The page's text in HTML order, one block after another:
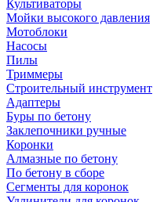
Культиваторы
Мойки высокого давления
Мотоблоки
Насосы
Пилы
Триммеры
Строительный инструмент
Адаптеры
Буры по бетону
Заклепочники ручные
Коронки
Алмазные по бетону
По бетону в сборе
Сегменты для коронок